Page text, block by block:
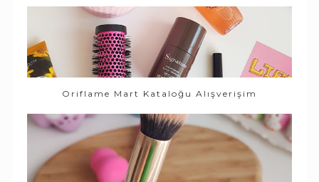
Oriflame Mart Kataloğu Alışverişim